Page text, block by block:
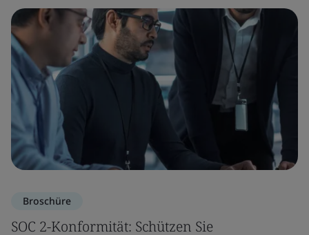
Broschüre
SOC 2-Konformität: Schützen Sie